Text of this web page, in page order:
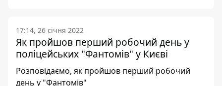
17:14, 26 січня 2022
Як пройшов перший робочий день у
поліцейських "Фантомів" у Києві
Розповідаємо, як пройшов перший робочий
день у "Фантомів"